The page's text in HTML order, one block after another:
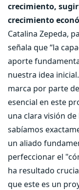
crecimiento,
crecimiento
Catalina Zepeda,
señala que “la
aporte
nuestra idea
marca por parte
esencial en este
una clara visión
sabíamos
un aliado
perfeccionar el
ha resultado
que este es un